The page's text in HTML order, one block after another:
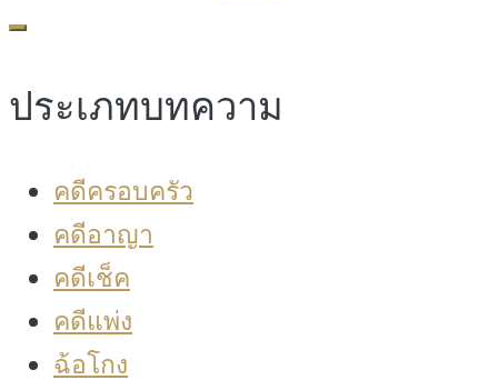
for:
ประเภทบทความ
คดีครอบครัว
คดีอาญา
คดีเช็ค
คดีแพ่ง
ฉ้อโกง